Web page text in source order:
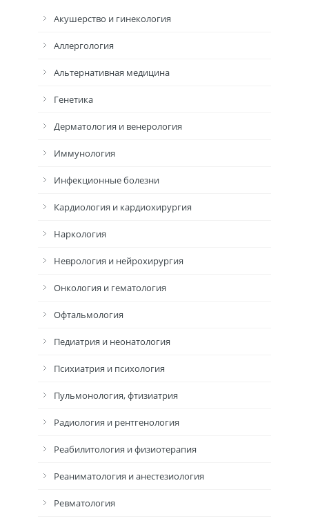
Акушерство и гинекология
Аллергология
Альтернативная медицина
Генетика
Дерматология и венерология
Иммунология
Инфекционные болезни
Кардиология и кардиохирургия
Наркология
Неврология и нейрохирургия
Онкология и гематология
Офтальмология
Педиатрия и неонатология
Психиатрия и психология
Пульмонология, фтизиатрия
Радиология и рентгенология
Реабилитология и физиотерапия
Реаниматология и анестезиология
Ревматология